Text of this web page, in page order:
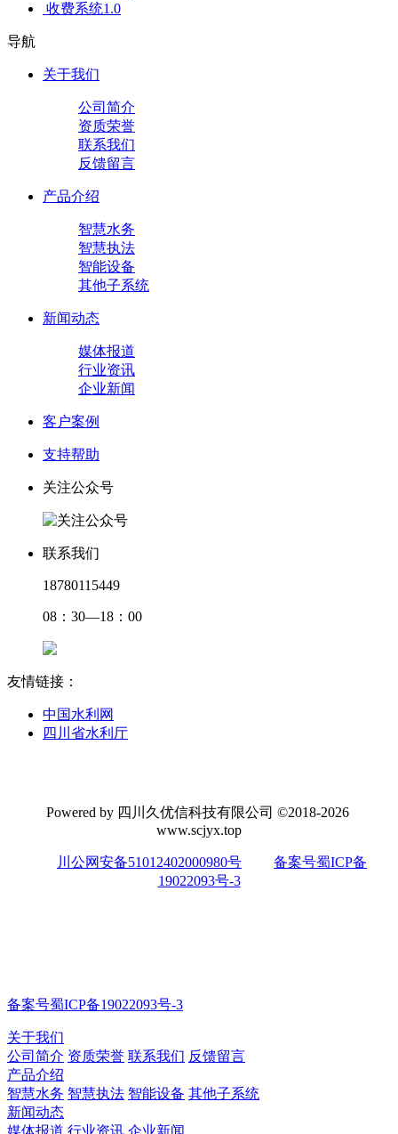
收费系统1.0
导航
关于我们
公司简介
资质荣誉
联系我们
反馈留言
产品介绍
智慧水务
智慧执法
智能设备
其他子系统
新闻动态
媒体报道
行业资讯
企业新闻
客户案例
支持帮助
关注公众号
联系我们
18780115449
08：30—18：00
友情链接：
中国水利网
四川省水利厅
Powered by 四川久优信科技有限公司 ©2018-2026
www.scjyx.top
川公网安备51012402000980号
备案号蜀ICP备
19022093号-3
备案号蜀ICP备19022093号-3
关于我们
公司简介 资质荣誉 联系我们 反馈留言
产品介绍
智慧水务 智慧执法 智能设备 其他子系统
新闻动态